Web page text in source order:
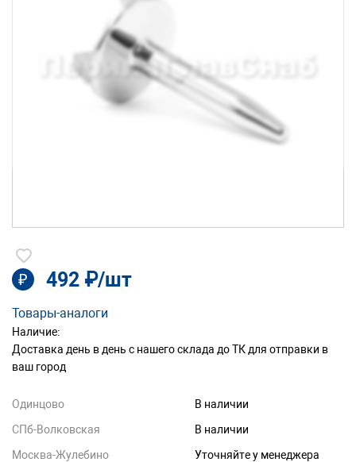
₽ 492 ₽/шт
Товары-аналоги
Наличие:
Доставка день в день с нашего склада до ТК для отправки в
ваш город
Одинцово
В наличии
СПб-Волковская
В наличии
Москва-Жулебино
Уточняйте у менеджера